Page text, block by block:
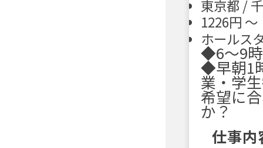
東京都 /
1226円 〜
ホールス
◆6～9
◆早朝1
業・学
希望に
か？
仕事内